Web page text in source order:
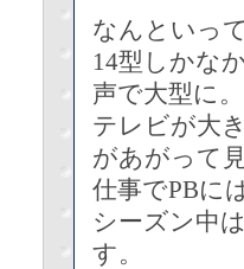
なんといっ
14型しかな
声で大型に。
テレビが大
があがって
仕事でPBに
シーズン中
す。